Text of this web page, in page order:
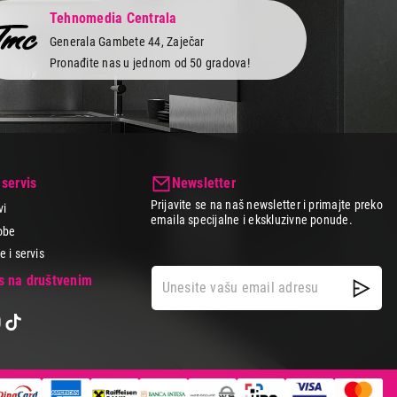
Tehnomedia Centrala
Generala Gambete 44, Zaječar
Pronađite nas u jednom od 50 gradova!
i servis
na društvenim
Newsletter
Prijavite se na naš newsletter i primajte preko
emaila specijalne i ekskluzivne ponude.